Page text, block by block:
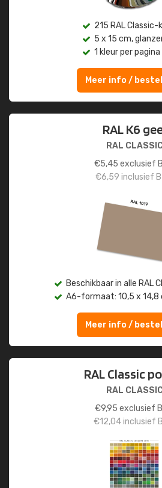
215 RAL Classic-
5 x 15 cm,
1 kleur per pagina
Meer info /
RAL K6
RAL
€5,45 exclusief
€6,59 inclusief
Beschikbaar in alle RAL
A6-formaat: 10,5 x 14,8
Meer info /
RAL Classic
RAL
€9,95 exclusief
€12,04inclusief